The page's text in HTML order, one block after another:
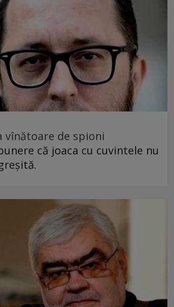
vînătoare de spioni
că joaca cu cuvintele nu